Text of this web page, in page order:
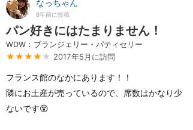
なっちゃん
8年前に投稿
パン好きにはたまりません！
WDW：ブランジェリー・パティセリー
★★★★ ★ 2017年5月に訪問
フランス館のなかにあります！！
隣にお土産が売っているので、席数はかなり少
ないです😵